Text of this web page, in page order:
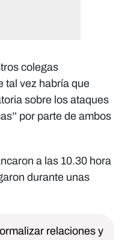
colegas
tal vez habría que
sobre los ataques
por parte de ambos
a las 10.30 hora
durante unas
relaciones y